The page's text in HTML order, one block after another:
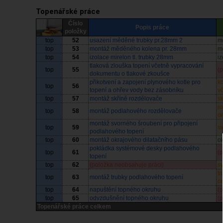
Topenářské práce
Číslo
položky
Popis práce
top
52 usazení měděné trubky pr.28mm 2
top
53 montáž měděného kolena pr. 28mm
top
54 izolace mirelon tl. trubky 28mm
top
55
tlaková zlouška topení včetně vypracování
dokumentu o tlakové zkoušce
top 56
přikotvení a zapojení plynového kotle pro
topení a ohřev vody bez zásobníku
top
57 montáž skříně rozdělovače
top
58 montáž podlahového rozdělovače
top 59
montáž svorného šroubení pro připojení
podlahového topení
top
60 montáž okrajového dilatačního pásu
top
61
pokládka systémové desky podlahového
topení
top
62
top
63 montáž trubky podlahového topení
top
64 napuštění topného okruhu
top
65 odvzdušnění topného okruhu
Topenářské práce celkem